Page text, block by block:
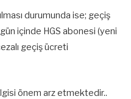
durumunda ise; geçiş
içinde HGS abonesi (yeni
geçiş ücreti
önem arz etmektedir..